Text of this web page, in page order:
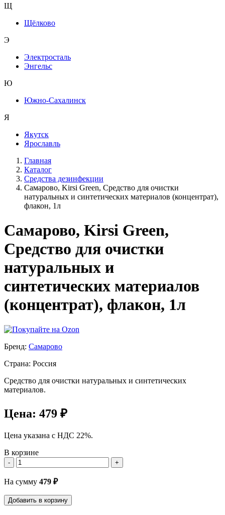
Щ
Щёлково
Э
Электросталь
Энгельс
Ю
Южно-Сахалинск
Я
Якутск
Ярославль
Главная
Каталог
Средства дезинфекции
Самарово, Kirsi Green, Средство для очистки
натуральных и синтетических материалов (концентрат),
флакон, 1л
Самарово, Kirsi Green,
Средство для очистки
натуральных и
синтетических материалов
(концентрат), флакон, 1л
Бренд: Самарово
Страна: Россия
Средство для очистки натуральных и синтетических
материалов.
Цена: 479 ₽
Цена указана с НДС 22%.
В корзине
- +
На сумму 479 ₽
Добавить в корзину